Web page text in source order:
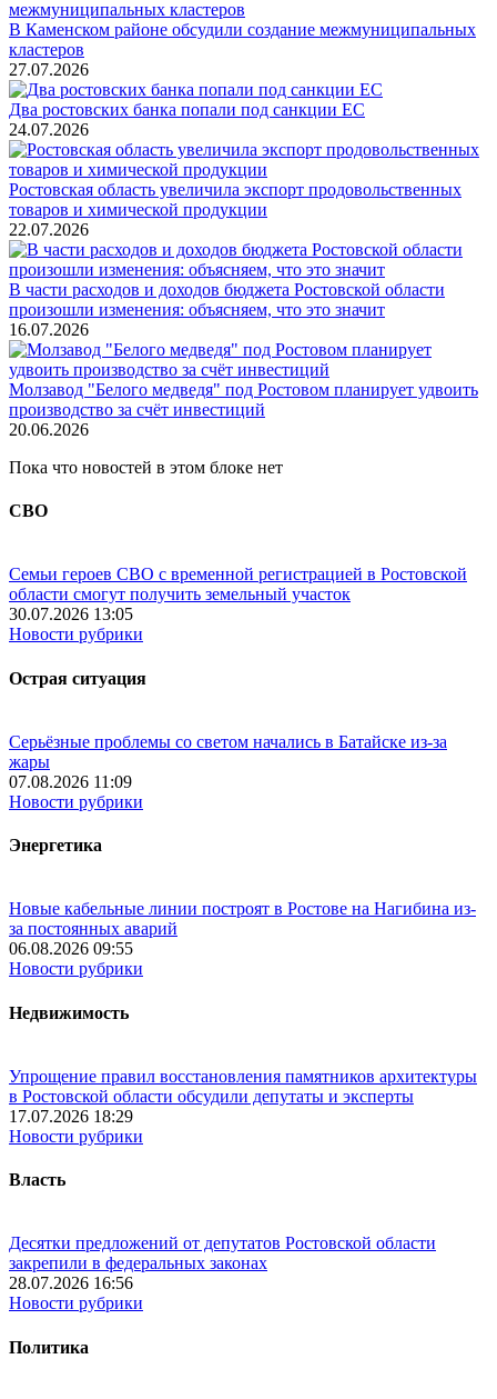
В Каменском районе обсудили создание межмуниципальных
кластеров
27.07.2026
Два ростовских банка попали под санкции ЕС
24.07.2026
Ростовская область увеличила экспорт продовольственных
товаров и химической продукции
22.07.2026
В части расходов и доходов бюджета Ростовской области
произошли изменения: объясняем, что это значит
16.07.2026
Молзавод "Белого медведя" под Ростовом планирует удвоить
производство за счёт инвестиций
20.06.2026
Пока что новостей в этом блоке нет
СВО
Семьи героев СВО с временной регистрацией в Ростовской
области смогут получить земельный участок
30.07.2026 13:05
Новости рубрики
Острая ситуация
Серьёзные проблемы со светом начались в Батайске из-за
жары
07.08.2026 11:09
Новости рубрики
Энергетика
Новые кабельные линии построят в Ростове на Нагибина из-
за постоянных аварий
06.08.2026 09:55
Новости рубрики
Недвижимость
Упрощение правил восстановления памятников архитектуры
в Ростовской области обсудили депутаты и эксперты
17.07.2026 18:29
Новости рубрики
Власть
Десятки предложений от депутатов Ростовской области
закрепили в федеральных законах
28.07.2026 16:56
Новости рубрики
Политика